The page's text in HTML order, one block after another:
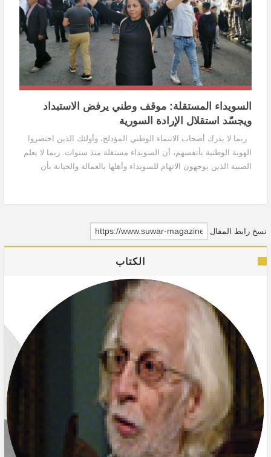
السويداء المستقلة: موقف وطني يرفض الاستبداد
ويجسّد استقلال الإرادة السورية
ربما لا يدرك أصحاب الانتماء الوطني المؤدلج، وأولئك الذين اختصروا
الهوية الوطنية بأنفسهم، أن السويداء مستقلة منذ سنوات. ربما لا يعلم
الصبية الذين يوجهون الاتهام للسويداء وأهلها بالعمالة والخيانة بأن
نسخ رابط المقال
الكتاب